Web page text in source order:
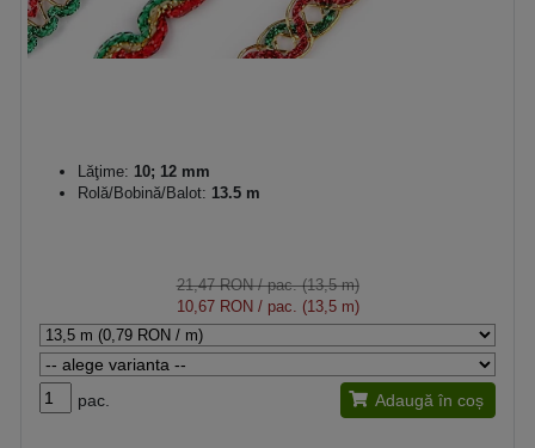
Lăţime: 10; 12 mm
Rolă/Bobină/Balot: 13.5 m
21,47 RON/ pac. (13,5 m)
10,67 RON / pac. (13,5 m)
pac. Adaugă în coș